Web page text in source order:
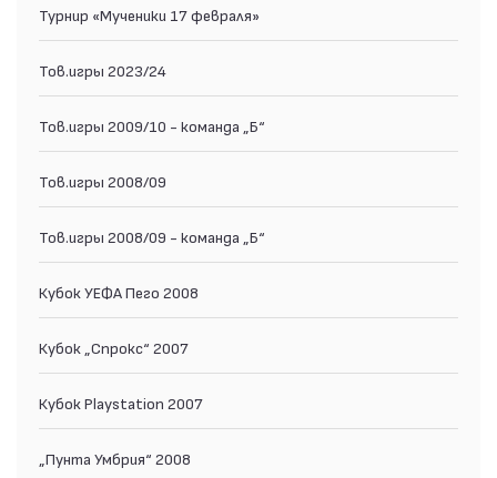
Турнир «Мученики 17 февраля»
Тов.игры 2023/24
Тов.игры 2009/10 - команда „Б“
Тов.игры 2008/09
Тов.игры 2008/09 - команда „Б“
Кубок УЕФА Пего 2008
Кубок „Спрокс“ 2007
Кубок Playstation 2007
„Пунта Умбрия“ 2008